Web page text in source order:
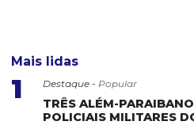
Mais lidas
1 Destaque - Popular
TRÊS ALÉM-
POLICIAIS MILITARES